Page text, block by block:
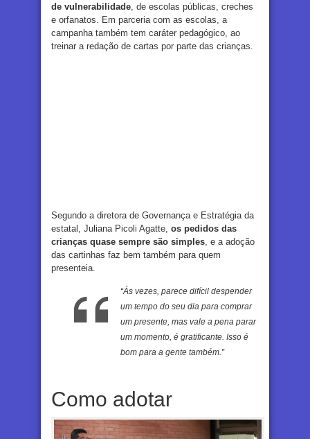
de vulnerabilidade , de escolas públicas, creches
e orfanatos. Em parceria com as escolas, a
campanha também tem caráter pedagógico, ao
treinar a redação de cartas por parte das crianças.
Segundo a diretora de Governança e Estratégia da
estatal, Juliana Picoli Agatte, os pedidos das
crianças quase sempre são simples , e a adoção
das cartinhas faz bem também para quem
presenteia.
“Às vezes, parece difícil despender
um tempo do seu dia para comprar
um presente, mas vale a pena parar
um momento, é gratificante. Isso é
bom para a gente também.”
Como adotar